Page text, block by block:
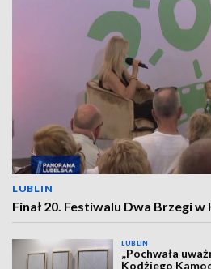
LUBLIN
Finał 20. Festiwalu Dwa Brzegi
LUBLIN
„Pochwała
Kodżiego